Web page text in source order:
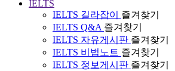
IELTS
IELTS 길라잡이
즐겨찾기
IELTS Q&A 즐겨찾기
IELTS 자유게시판 즐겨찾기
IELTS 비법노트 즐겨찾기
IELTS 정보게시판 즐겨찾기